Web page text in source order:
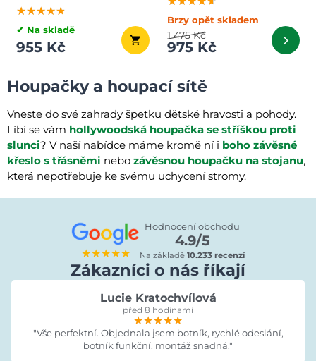
★★★★★
★★★★★
★★★★★
✔ Na skladě
955 Kč
Brzy opět skladem
975 Kč
1 475 Kč
Houpačky a houpací sítě
Vneste do své zahrady špetku dětské hravosti a pohody.
Líbí se vám hollywoodská houpačka se stříškou proti
slunci? V naší nabídce máme kromě ní i boho závěsné
křeslo s třásněmi nebo závěsnou houpačku na stojanu,
která nepotřebuje ke svému uchycení stromy.
★★★★★
Hodnocení obchodu
4.9/5
Na základě10.233 recenzí
Zákazníci o nás říkají
Lucie Kratochvílová
před 8 hodinami
★★★★★
★★★★★
★★★★★
"Vše perfektní. Objednala jsem botník, rychlé odeslání,
botník funkční, montáž snadná."